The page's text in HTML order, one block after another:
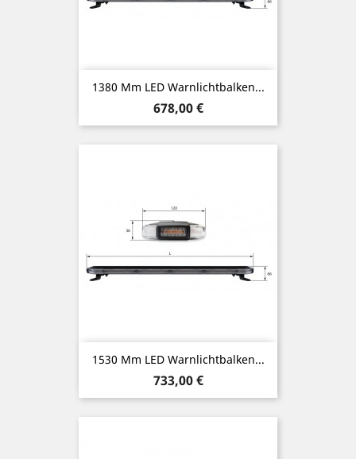
1380 Mm LED Warnlichtbalken...
Preis
678,00 €
1530 Mm LED Warnlichtbalken...
Preis
733,00 €